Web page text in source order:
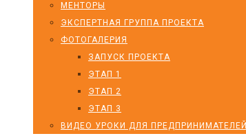
МЕНТОРЫ
ЭКСПЕРТНАЯ ГРУППА ПРОЕКТА
ФОТОГАЛЕРИЯ
ЗАПУСК ПРОЕКТА
ЭТАП 1
ЭТАП 2
ЭТАП 3
ВИДЕО УРОКИ ДЛЯ ПРЕДПРИНИМАТЕЛЕЙ